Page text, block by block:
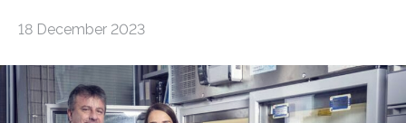
18 December 2023